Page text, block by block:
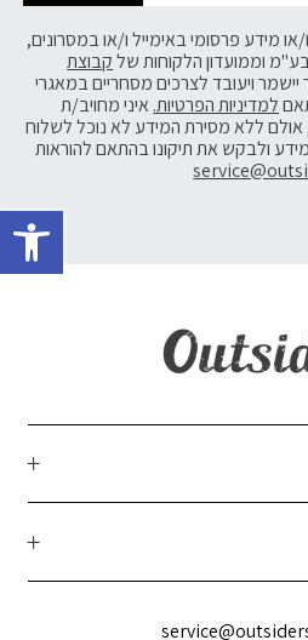
מידע פרסומי באימייל ו/או במסרונים,
וממועדון הלקוחות שלקבוצת
ויעובד לצרכים מסחריים במאגרי
למדיניות הפרטיות. איני מחויב/ת
אולם ללא מסירת המידע לא נוכל לשלוח
ולבקש את תיקונו בהתאם להוראות